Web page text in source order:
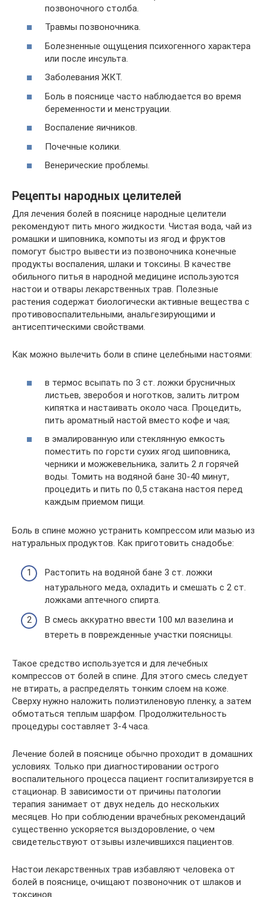
позвоночного столба.
Травмы позвоночника.
Болезненные ощущения психогенного характера
или после инсульта.
Заболевания ЖКТ.
Боль в пояснице часто наблюдается во время
беременности и менструации.
Воспаление яичников.
Почечные колики.
Венерические проблемы.
Рецепты народных целителей
Для лечения болей в пояснице народные целители
рекомендуют пить много жидкости. Чистая вода, чай из
ромашки и шиповника, компоты из ягод и фруктов
помогут быстро вывести из позвоночника конечные
продукты воспаления, шлаки и токсины. В качестве
обильного питья в народной медицине используются
настои и отвары лекарственных трав. Полезные
растения содержат биологически активные вещества с
противовоспалительными, анальгезирующими и
антисептическими свойствами.
Как можно вылечить боли в спине целебными настоями:
в термос всыпать по 3 ст. ложки брусничных
листьев, зверобоя и ноготков, залить литром
кипятка и настаивать около часа. Процедить,
пить ароматный настой вместо кофе и чая;
в эмалированную или стеклянную емкость
поместить по горсти сухих ягод шиповника,
черники и можжевельника, залить 2 л горячей
воды. Томить на водяной бане 30-40 минут,
процедить и пить по 0,5 стакана настоя перед
каждым приемом пищи.
Боль в спине можно устранить компрессом или мазью из
натуральных продуктов. Как приготовить снадобье:
Растопить на водяной бане 3 ст. ложки
натурального меда, охладить и смешать с 2 ст.
ложками аптечного спирта.
В смесь аккуратно ввести 100 мл вазелина и
втереть в поврежденные участки поясницы.
Такое средство используется и для лечебных
компрессов от болей в спине. Для этого смесь следует
не втирать, а распределять тонким слоем на коже.
Сверху нужно наложить полиэтиленовую пленку, а затем
обмотаться теплым шарфом. Продолжительность
процедуры составляет 3-4 часа.
Лечение болей в пояснице обычно проходит в домашних
условиях. Только при диагностировании острого
воспалительного процесса пациент госпитализируется в
стационар. В зависимости от причины патологии
терапия занимает от двух недель до нескольких
месяцев. Но при соблюдении врачебных рекомендаций
существенно ускоряется выздоровление, о чем
свидетельствуют отзывы излечившихся пациентов.
Настои лекарственных трав избавляют человека от
болей в пояснице, очищают позвоночник от шлаков и
токсинов